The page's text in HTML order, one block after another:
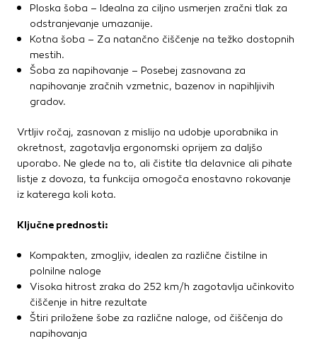
Ploska šoba – Idealna za ciljno usmerjen zračni tlak za
odstranjevanje umazanije.
Kotna šoba – Za natančno čiščenje na težko dostopnih
mestih.
Šoba za napihovanje – Posebej zasnovana za
napihovanje zračnih vzmetnic, bazenov in napihljivih
gradov.
Vrtljiv ročaj, zasnovan z mislijo na udobje uporabnika in
okretnost, zagotavlja ergonomski oprijem za daljšo
uporabo. Ne glede na to, ali čistite tla delavnice ali pihate
listje z dovoza, ta funkcija omogoča enostavno rokovanje
iz katerega koli kota.
Ključne prednosti:
Kompakten, zmogljiv, idealen za različne čistilne in
polnilne naloge
Visoka hitrost zraka do 252 km/h zagotavlja učinkovito
čiščenje in hitre rezultate
Štiri priložene šobe za različne naloge, od čiščenja do
napihovanja